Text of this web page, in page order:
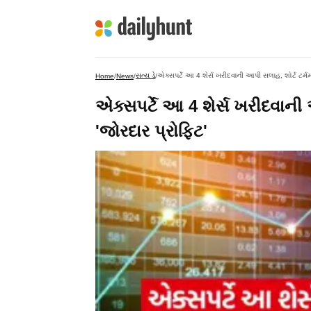
Home/News/સત્ય ડે/એક્સપર્ટે આ 4 શેર્સ ખરીદવાની આપી સલાહ, શોર્ટ
એક્સપર્ટે આ 4 શેર્સ ખરીદવાની
'જોરદાર પ્રોફિટ'